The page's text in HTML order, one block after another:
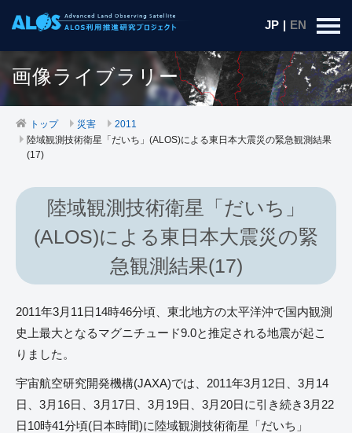
JP | EN
画像ライブラリー
トップ 災害
2011
陸域観測技術衛星「だいち」(ALOS)による東日本大震災の緊急観測結果
(17)
陸域観測技術衛星「だいち」
(ALOS)による東日本大震災の緊
急観測結果(17)
2011年3月11日14時46分頃、東北地方の太平洋沖で国内観測
史上最大となるマグニチュード9.0と推定される地震が起こ
りました。
宇宙航空研究開発機構(JAXA)では、2011年3月12日、3月14
日、3月16日、3月17日、3月19日、3月20日に引き続き3月22
日10時41分頃(日本時間)に陸域観測技術衛星「だいち」